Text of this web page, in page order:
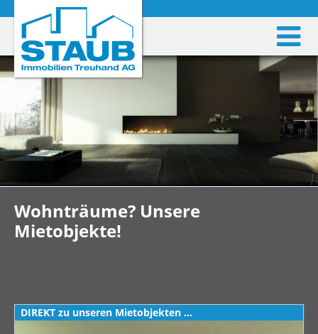
Wohnträume? Unsere
Mietobjekte!
DIREKT zu unseren Mietobjekten ...